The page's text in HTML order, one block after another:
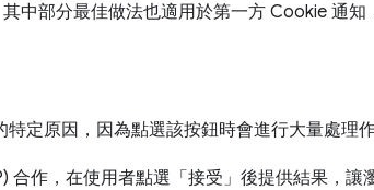
中部分最佳做法也適用於第一方 Cookie 通知
定原因，因為點選該按鈕時會進行大量處理作
合作，在使用者點選「接受」後提供結果，讓